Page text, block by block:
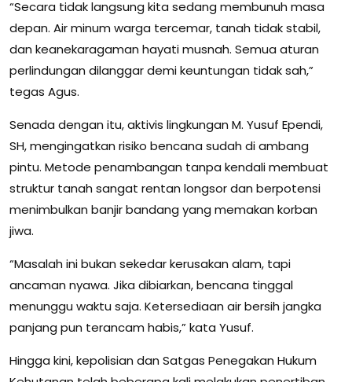
“Secara tidak langsung kita sedang membunuh masa
depan. Air minum warga tercemar, tanah tidak stabil,
dan keanekaragaman hayati musnah. Semua aturan
perlindungan dilanggar demi keuntungan tidak sah,”
tegas Agus.
Senada dengan itu, aktivis lingkungan M. Yusuf Ependi,
SH, mengingatkan risiko bencana sudah di ambang
pintu. Metode penambangan tanpa kendali membuat
struktur tanah sangat rentan longsor dan berpotensi
menimbulkan banjir bandang yang memakan korban
jiwa.
“Masalah ini bukan sekedar kerusakan alam, tapi
ancaman nyawa. Jika dibiarkan, bencana tinggal
menunggu waktu saja. Ketersediaan air bersih jangka
panjang pun terancam habis,” kata Yusuf.
Hingga kini, kepolisian dan Satgas Penegakan Hukum